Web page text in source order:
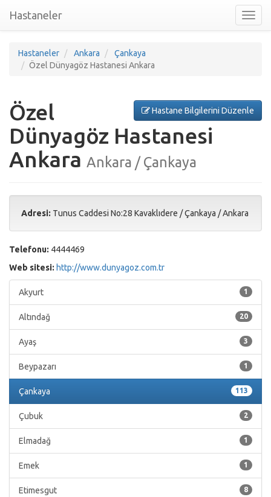
nav
Hastaneler
Hastaneler Ankara
Çankaya
Özel Dünyagöz Hastanesi Ankara
Hastane Bilgilerini Düzenle
Özel
Dünyagöz Hastanesi
Ankara Ankara / Çankaya
Adresi: Tunus Caddesi No:28 Kavaklıdere /Çankaya /Ankara
Telefonu: 4444469
Web sitesi: http://www.dunyagoz.com.tr
1
Akyurt
20
Altındağ
3
Ayaş
1
Beypazarı
113
Çankaya
2
Çubuk
1
Elmadağ
1
Emek
8
Etimesgut